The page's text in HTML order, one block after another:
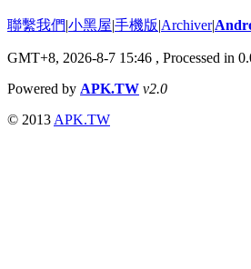
聯繫我們|小黑屋|手機版|Archiver|
GMT+8, 2026-8-7 15:46 , Processed in
Powered by APK.TW v2.0
© 2013 APK.TW